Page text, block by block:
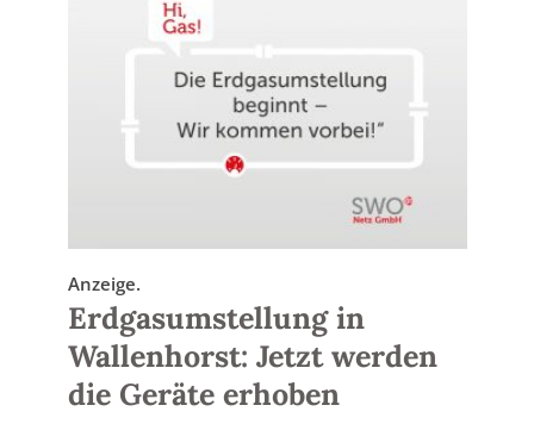
Anzeige.
Erdgasumstellung in
Wallenhorst: Jetzt werden
die Geräte erhoben